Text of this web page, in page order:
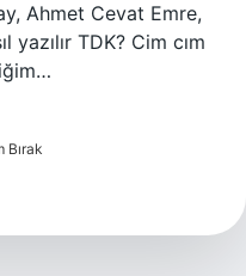
Ahmet Cevat Emre,
yazılır TDK? Cim cım
Bırak